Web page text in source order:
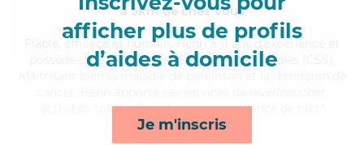
afficher plus de profils
d’aides à domicile
Je m'inscris
à 5km de chez Vous
, efficace et humain, Henri a 11 ans d'expérience et
possède un BEP Carrières Sanitaires et Sociales (CSS).
activités, toilette/habillage et surveillance de nuit*